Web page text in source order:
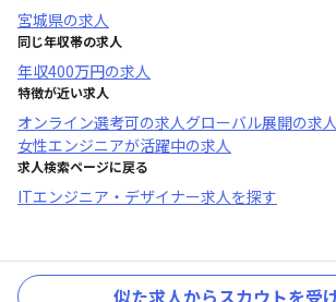
宮城県の求人
同じ年収帯の求人
年収400万円の求人
特徴が近い求人
オンライン選考可の求人グローバル展開の求人
女性エンジニアが活躍中の求人
求人検索ページに戻る
ITエンジニア・デザイナー求人を探す
似た求人からスカウトを受